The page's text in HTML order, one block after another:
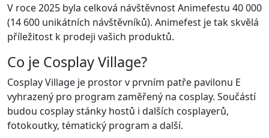
V roce 2025 byla celková návštěvnost Animefestu 40 000
(14 600 unikátních návštěvníků). Animefest je tak skvělá
příležitost k prodeji vašich produktů.
Co je Cosplay Village?
Cosplay Village je prostor v prvním patře pavilonu E
vyhrazený pro program zaměřený na cosplay. Součástí
budou cosplay stánky hostů i dalších cosplayerů,
fotokoutky, tématický program a další.